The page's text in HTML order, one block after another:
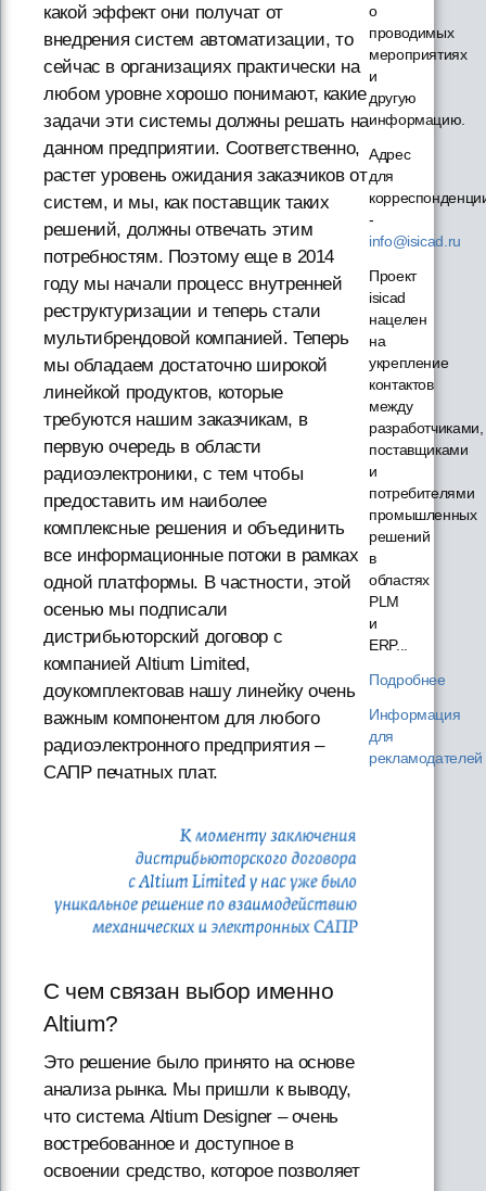
какой эффект они получат от
внедрения систем автоматизации, то
сейчас в организациях практически на
любом уровне хорошо понимают, какие
задачи эти системы должны решать на
данном предприятии. Соответственно,
растет уровень ожидания заказчиков от
систем, и мы, как поставщик таких
решений, должны отвечать этим
потребностям. Поэтому еще в 2014
году мы начали процесс внутренней
реструктуризации и теперь стали
мультибрендовой компанией. Теперь
мы обладаем достаточно широкой
линейкой продуктов, которые
требуются нашим заказчикам, в
первую очередь в области
радиоэлектроники, с тем чтобы
предоставить им наиболее
комплексные решения и объединить
все информационные потоки в рамках
одной платформы. В частности, этой
осенью мы подписали
дистрибьюторский договор с
компанией Altium Limited,
доукомплектовав нашу линейку очень
важным компонентом для любого
радиоэлектронного предприятия –
САПР печатных плат.
С чем связан выбор именно
Altium?
Это решение было принято на основе
анализа рынка. Мы пришли к выводу,
что система Altium Designer – очень
востребованное и доступное в
освоении средство, которое позволяет
о
проводимых
мероприятиях
и
другую
информацию.
Адрес
для
-
info@isicad.ru
Проект
isicad
нацелен
на
укрепление
контактов
между
разработчиками,
поставщиками
и
потребителями
промышленных
решений
в
областях
PLM
и
ERP...
Подробнее
Информация
для
рекламодателей